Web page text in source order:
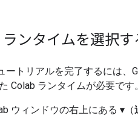
ンタイムを選択す
ートリアルを完了するには、
Colab ランタイムが必要です。
ウィンドウの右上にある ▾（